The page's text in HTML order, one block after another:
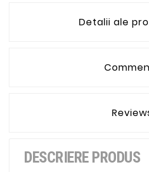
Detalii ale
DESCRIERE PRODUS